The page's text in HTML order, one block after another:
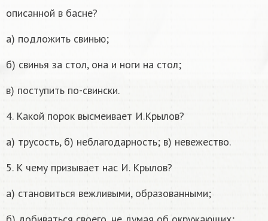
описанной в басне?
а) подложить свинью;
б) свинья за стол, она и ноги на стол;
в) поступить по-свински.
4. Какой порок высмеивает И.Крылов?
а) трусость, б) неблагодарность; в) невежество.
5. К чему призывает нас И. Крылов?
а) становиться вежливыми, образованными;